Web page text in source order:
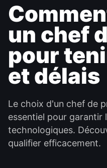
un chef
pour
et délais
Le choix d'un chef de
essentiel pour garantir
technologiques.
qualifier efficacement.